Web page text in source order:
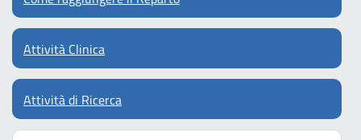
Attività Clinica
Attività di Ricerca